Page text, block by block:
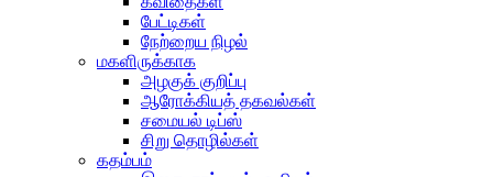
பேட்டிகள்
நேற்றைய நிழல்
மகளிருக்காக
அழகுக் குறிப்பு
ஆரோக்கியத் தகவல்கள்
சமையல் டிப்ஸ்
சிறு தொழில்கள்
கதம்பம்